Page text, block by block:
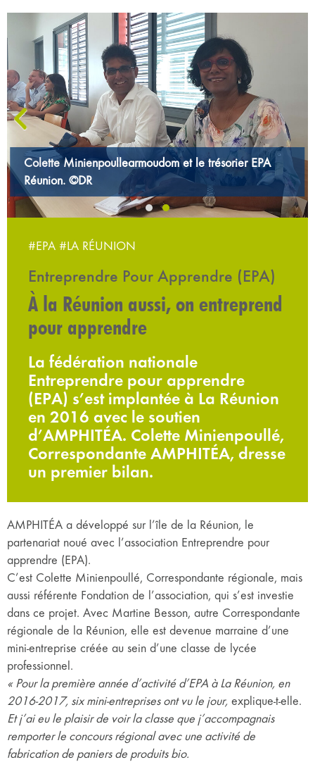
Colette Minienpoullearmoudom et le trésorier EPA
Réunion. ©DR
‹
#EPA #LA RÉUNION
Entreprendre Pour Apprendre (EPA)
À la Réunion aussi, on entreprend
pour apprendre
La fédération nationale
Entreprendre pour apprendre
(EPA) s’est implantée à La Réunion
en 2016 avec le soutien
d’AMPHITÉA. Colette Minienpoullé,
Correspondante AMPHITÉA, dresse
un premier bilan.
AMPHITÉA a développé sur l’île de la Réunion, le
partenariat noué avec l’association Entreprendre pour
apprendre (EPA).
C’est Colette Minienpoullé, Correspondante régionale, mais
aussi référente Fondation de l’association, qui s’est investie
dans ce projet. Avec Martine Besson, autre Correspondante
régionale de la Réunion, elle est devenue marraine d’une
mini-entreprise créée au sein d’une classe de lycée
professionnel.
« Pour la première année d’activité d’EPA à La Réunion, en
2016-2017, six mini-entreprises ont vu le jour, explique-t-elle.
Et j’ai eu le plaisir de voir la classe que j’accompagnais
remporter le concours régional avec une activité de
fabrication de paniers de produits bio.